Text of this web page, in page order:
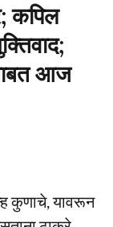
कपिल
आज
कुणाचे, यावरून